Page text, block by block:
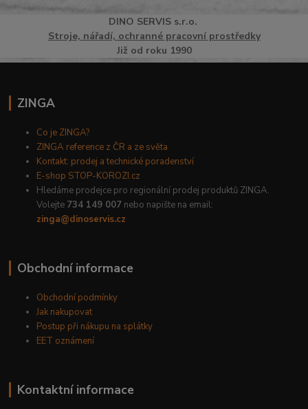
DINO SERVISs.r.o.
Stroje, nářadí, ochranné pracovní prostředky
Již od roku 1990
ZINGA
Co je ZINGA?
ZINGA reference z ČR a ze světa
Kontakt: prodej a technické poradenství
E-shop STOP-KOROZI.cz
Hledáme prodejce pro regionální prodej produktů ZINGA.
Volejte 734 149 007 nebo napište na email:
zinga@dinoservis.cz
Obchodní informace
Obchodní podmínky
Jak nakupovat
Postup při nákupu na splátky
EET oznámení
Kontaktní informace